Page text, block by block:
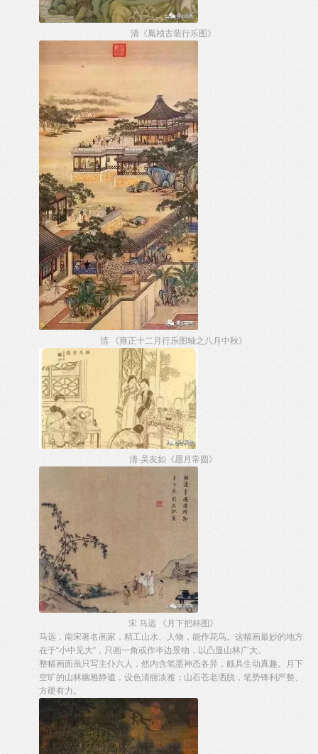
清《胤祯古装行乐图》
清 《雍正十二月行乐图轴之八月中秋》
清·吴友如《愿月常圆》
宋 马远 《月下把杯图》
马远，南宋著名画家，精工山水、人物，能作花鸟。这幅画最妙的地方
在于“小中见大”，只画一角或作半边景物，以凸显山林广大。
整幅画面虽只写主仆六人，然内含笔墨神态各异，颇具生动真趣。月下
空旷的山林幽雅静谧，设色清丽淡雅；山石苍老洒脱，笔势锋利严整、
方硬有力。